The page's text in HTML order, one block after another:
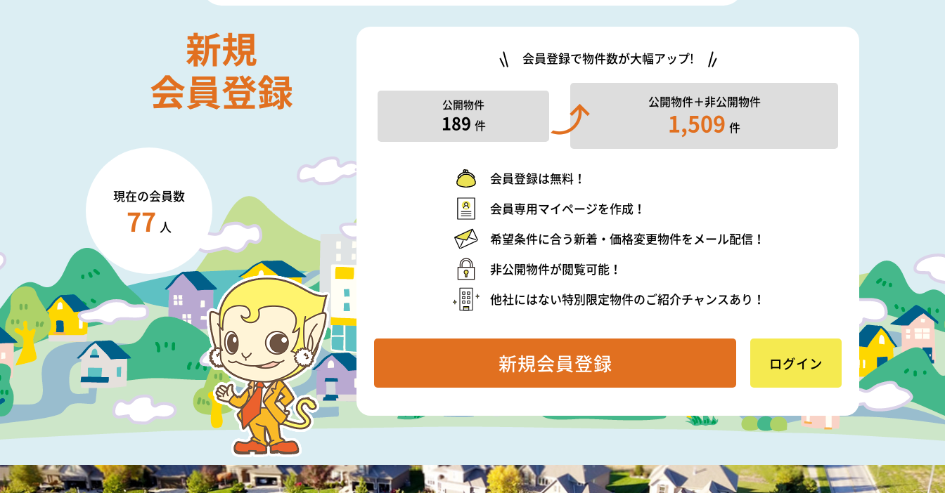
新規
会員登録
現在の会員数
77 人
会員登録で物件数が大幅アップ!
公開物件
189 件
公開物件＋非公開物件
1,509 件
会員登録は無料！
会員専用マイページを作成！
希望条件に合う新着・価格変更物件をメール配信！
非公開物件が閲覧可能！
他社にはない特別限定物件のご紹介チャンスあり！
新規会員登録 ログイン